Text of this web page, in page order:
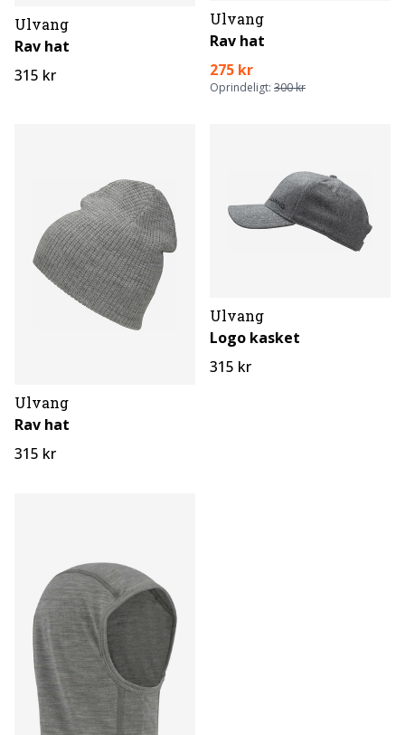
Ulvang
Rav hat
315 kr
Ulvang
Rav hat
275 kr
Oprindeligt: 300 kr
Ulvang
Rav hat
315 kr
Ulvang
Logo kasket
315 kr